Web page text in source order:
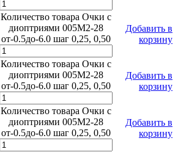
Количество товара Очки с
диоптриями 005M2-28
от-0.5до-6.0 шаг 0,25, 0,50
Добавить в
корзину
Количество товара Очки с
диоптриями 005M2-28
от-0.5до-6.0 шаг 0,25, 0,50
Добавить в
корзину
Количество товара Очки с
диоптриями 005M2-28
от-0.5до-6.0 шаг 0,25, 0,50
Добавить в
корзину